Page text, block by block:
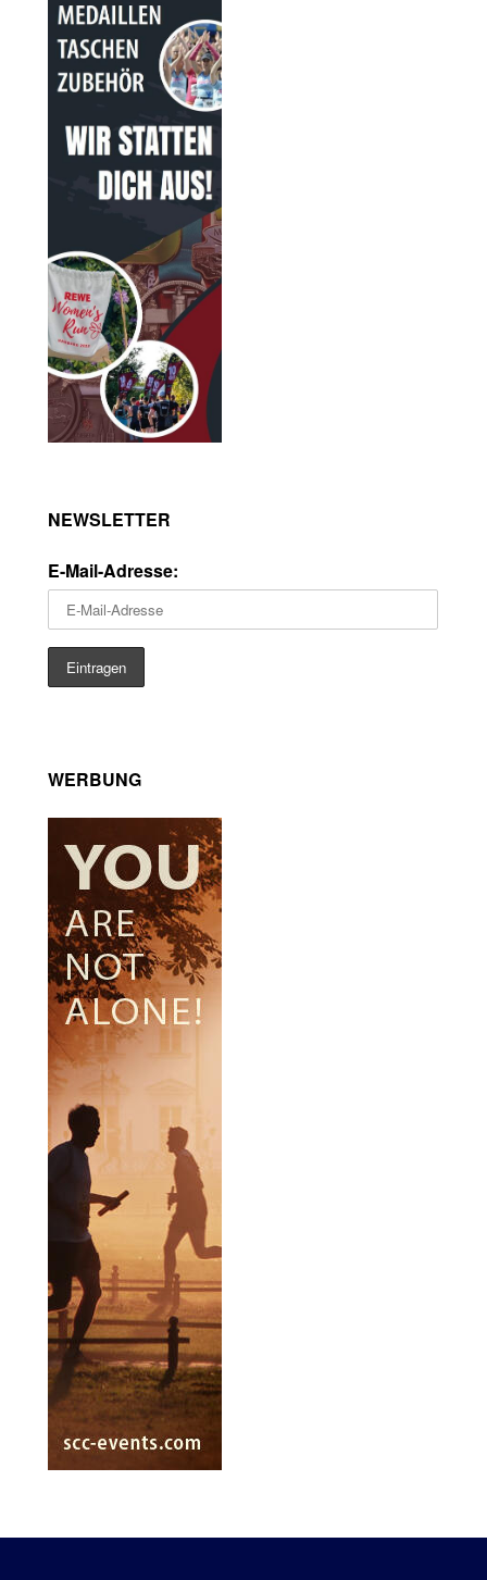
NEWSLETTER
E-Mail-Adresse:
WERBUNG